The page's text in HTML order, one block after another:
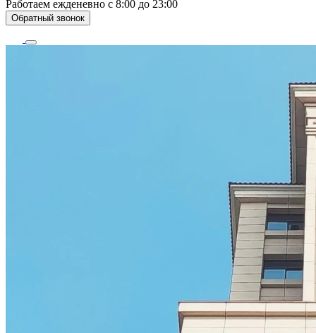
Работаем ежденевно с 8:00 до 23:00
Обратный звонок